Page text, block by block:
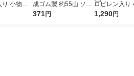
り 小物収
ホワイト
成ゴム製 約55山 ソフ
ト粘着剤 タ-380
371円
ロピレン入り
納ケース 小
1,290円